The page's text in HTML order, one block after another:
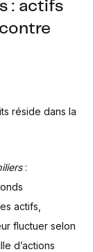
: actifs
réside dans la
:
actifs,
fluctuer selon
d’actions